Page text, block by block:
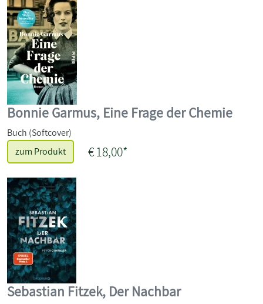
Bonnie Garmus, Eine Frage der Chemie
Buch (Softcover)
zum Produkt
€ 18,00*
Sebastian Fitzek, Der Nachbar